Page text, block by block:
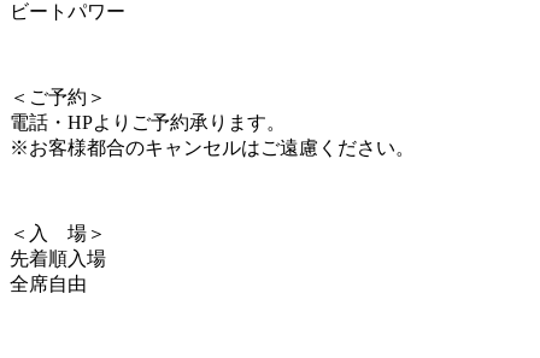
ビートパワー
＜ご予約＞
電話・HPよりご予約承ります。
※お客様都合のキャンセルはご遠慮ください。
＜入 場＞
先着順入場
全席自由